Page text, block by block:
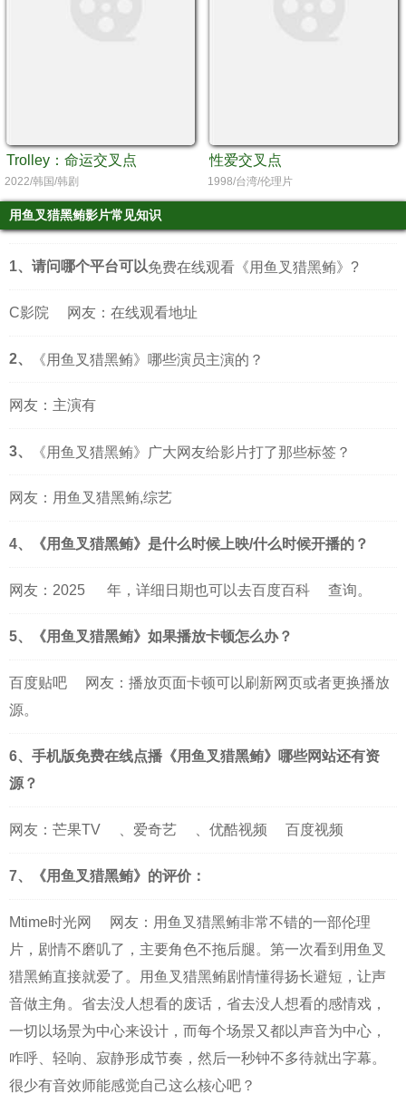
Trolley：命运交叉点
2022/韩国/韩剧
性爱交叉点
1998/台湾/伦理片
用鱼叉猎黑鲔影片常见知识
1、请问哪个平台可以免费在线观看《用鱼叉猎黑鲔》?
C影院 网友：在线观看地址
2、 《用鱼叉猎黑鲔》哪些演员主演的？
网友：主演有
3、 《用鱼叉猎黑鲔》广大网友给影片打了那些标签？
网友：用鱼叉猎黑鲔,综艺
4、《用鱼叉猎黑鲔》是什么时候上映/什么时候开播的？
网友： 2025 年，详细日期也可以去百度百科 查询。
5、《用鱼叉猎黑鲔》如果播放卡顿怎么办？
百度贴吧
网友：播放页面卡顿可以刷新网页或者更换播放
源。
6、手机版免费在线点播《用鱼叉猎黑鲔》哪些网站还有资
源？
网友： 芒果TV 、 爱奇艺 、 优酷视频 百度视频
7、《用鱼叉猎黑鲔》的评价：
Mtime时光网
网友：用鱼叉猎黑鲔非常不错的一部伦理
片，剧情不磨叽了，主要角色不拖后腿。第一次看到用鱼叉
猎黑鲔直接就爱了。用鱼叉猎黑鲔剧情懂得扬长避短，让声
音做主角。省去没人想看的废话，省去没人想看的感情戏，
一切以场景为中心来设计，而每个场景又都以声音为中心，
咋呼、轻响、寂静形成节奏，然后一秒钟不多待就出字幕。
很少有音效师能感觉自己这么核心吧？